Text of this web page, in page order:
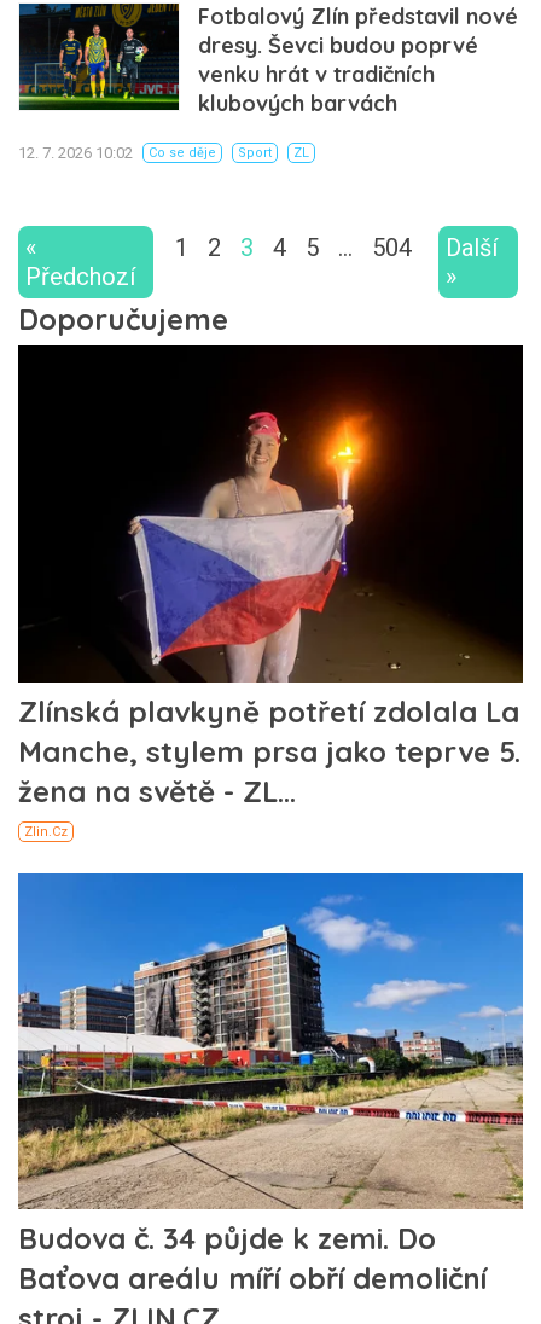
Fotbalový Zlín představil nové
dresy. Ševci budou poprvé
venku hrát v tradičních
klubových barvách
12. 7. 2026 10:02 Co se děje Sport ZL
«
Předchozí
1 2 3 4 5 … 504
Další
»